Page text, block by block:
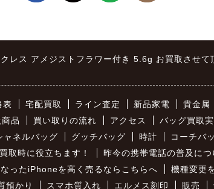
レス アメジストフラワー付き 5.6g お買取させ
表 宅配買取 ライン査定 新品家電 貴金属
品 買い取りの流れ アクセス バッグ買取
ャネルバッグ グッチバッグ 時計 コーチバ
取時に役立ちます！
昨今の携帯電話の普及につ
ったiPhoneを高く売るならこちらへ 機種変更
預かり
スマホ質入れ エルメス刻印 販売